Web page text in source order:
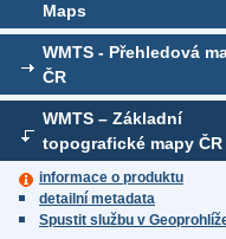
Maps
WMTS - Přehledová
ČR
WMTS – Základní
topografické mapy ČR
informace o produktu
detailní metadata
Spustit službu v